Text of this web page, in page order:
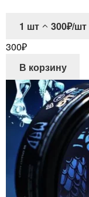
1 шт
300₽/шт
300₽
В корзину